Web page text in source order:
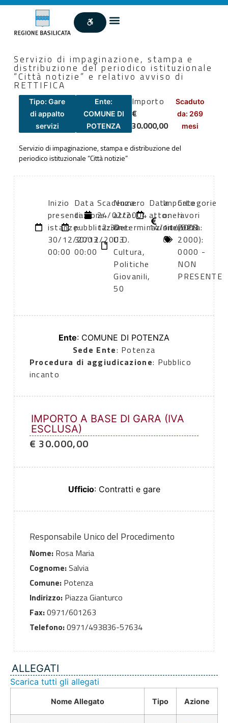
Servizio di impaginazione, stampa e
distribuzione del periodico istituzionale
“Città notizie” e relativo avviso di
RETTIFICA
Tipo: Gare
di appalto
servizi
Ente:
COMUNE DI
POTENZA
Importo
€
30.000,00
Scaduto
da: 269
mesi
Servizio di impaginazione, stampa e distribuzione del
periodico istituzionale “Città notizie”
Inizio
presentazione
istanze:
30/12/2003
00:00
Data
di
pubblicazione:
30/12/2003
00:00
Scadenza:
24/02/2004
12:30
Numero
atto:
Determinazione
U.D.
Cultura,
Politiche
Giovanili,
50
Data
atto:
14/11/2003
Importo
oneri
sicurezza:
0
Categorie
lavori
(DPR
2000):
0000 -
NON
PRESENTE
Ente: COMUNE DI POTENZA
Sede Ente: Potenza
Procedura di aggiudicazione: Pubblico
incanto
IMPORTO A BASE DI GARA (IVA
ESCLUSA)
€ 30.000,00
Ufficio: Contratti e gare
Responsabile Unico del Procedimento
Nome:Rosa Maria
Cognome:Salvia
Comune:Potenza
Indirizzo:Piazza Gianturco
Fax:0971/601263
Telefono:0971/493836-57634
ALLEGATI
Scarica tutti gli allegati
Nome Allegato Tipo Azione